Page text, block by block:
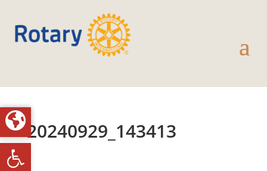
Toolbar openen
20240929_143413